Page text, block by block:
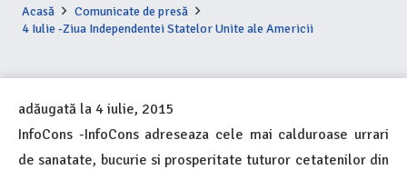
Acasă
Comunicate de presă
4 Iulie -Ziua Independentei Statelor Unite ale Americii
adăugată la 4 iulie, 2015
InfoCons -InfoCons adreseaza cele mai calduroase urrari
de sanatate, bucurie si prosperitate tuturor cetatenilor din